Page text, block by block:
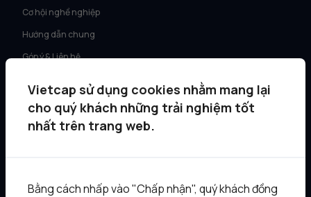
Cơ hội nghề nghiệp
Hướng dẫn chung
Góp ý & Liên hệ
DỊCH VỤ
Quản lý gia sản
Vietcap sử dụng cookies nhằm mang lại
cho quý khách những trải nghiệm tốt
nhất trên trang web.
Bằng cách nhấp vào "Chấp nhận", quý khách đồng